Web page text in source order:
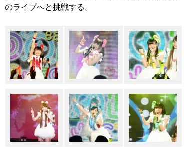
のライブへと挑戦する。